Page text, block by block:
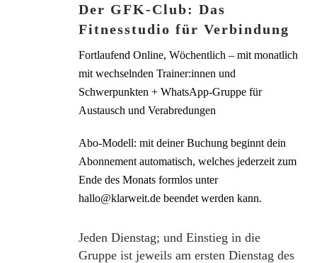
Der GFK-Club: Das
Fitnesstudio für Verbindung
Fortlaufend Online, Wöchentlich – mit monatlich
mit wechselnden Trainer:innen und
Schwerpunkten + WhatsApp-Gruppe für
Austausch und Verabredungen
Abo-Modell: mit deiner Buchung beginnt dein
Abonnement automatisch, welches jederzeit zum
Ende des Monats formlos unter
hallo@klarweit.de beendet werden kann.
Jeden Dienstag; und Einstieg in die
Gruppe ist jeweils am ersten Dienstag des